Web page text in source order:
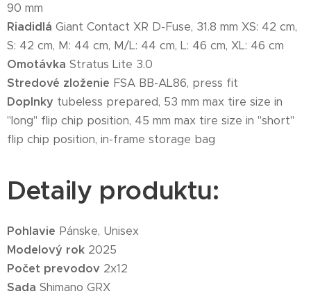
90 mm
Riadidlá Giant Contact XR D-Fuse, 31.8 mm XS: 42 cm,
S: 42 cm, M: 44 cm, M/L: 44 cm, L: 46 cm, XL: 46 cm
Omotávka Stratus Lite 3.0
Stredové zloženie FSA BB-AL86, press fit
Doplnky tubeless prepared, 53 mm max tire size in
"long" flip chip position, 45 mm max tire size in "short"
flip chip position, in-frame storage bag
Detaily produktu:
Pohlavie Pánske, Unisex
Modelový rok 2025
Počet prevodov 2x12
Sada Shimano GRX